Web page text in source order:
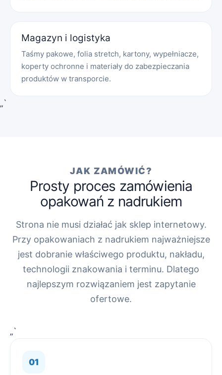
Magazyn i logistyka
Taśmy pakowe, folia stretch, kartony, wypełniacze,
koperty ochronne i materiały do zabezpieczania
produktów w transporcie.
„`
JAK ZAMÓWIĆ?
Prosty proces zamówienia
opakowań z nadrukiem
Strona nie musi działać jak sklep internetowy.
Przy opakowaniach z nadrukiem najważniejsze
jest dobranie właściwego produktu, nakładu,
technologii znakowania i terminu. Dlatego
najlepszym rozwiązaniem jest zapytanie
ofertowe.
„`